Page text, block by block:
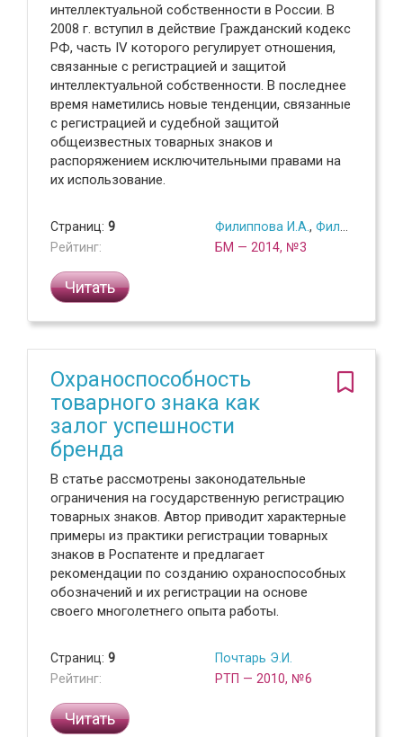
интеллектуальной собственности в России. В
2008 г. вступил в действие Гражданский кодекс
РФ, часть IV которого регулирует отношения,
связанные с регистрацией и защитой
интеллектуальной собственности. В последнее
время наметились новые тенденции, связанные
с регистрацией и судебной защитой
общеизвестных товарных знаков и
распоряжением исключительными правами на
их использование.
Страниц: 9
Рейтинг:
Филиппова И.А. , Филиппов П.Б.
БМ — 2014, №3
Читать
Охраноспособность
товарного знака как
залог успешности
бренда
В статье рассмотрены законодательные
ограничения на государственную регистрацию
товарных знаков. Автор приводит характерные
примеры из практики регистрации товарных
знаков в Роспатенте и предлагает
рекомендации по созданию охраноспособных
обозначений и их регистрации на основе
своего многолетнего опыта работы.
Страниц: 9
Рейтинг:
Почтарь Э.И.
РТП — 2010, №6
Читать